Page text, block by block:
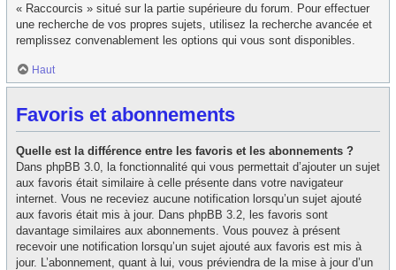
« Raccourcis » situé sur la partie supérieure du forum. Pour effectuer
une recherche de vos propres sujets, utilisez la recherche avancée et
remplissez convenablement les options qui vous sont disponibles.
Haut
Favoris et abonnements
Quelle est la différence entre les favoris et les abonnements ?
Dans phpBB 3.0, la fonctionnalité qui vous permettait d’ajouter un sujet
aux favoris était similaire à celle présente dans votre navigateur
internet. Vous ne receviez aucune notification lorsqu’un sujet ajouté
aux favoris était mis à jour. Dans phpBB 3.2, les favoris sont
davantage similaires aux abonnements. Vous pouvez à présent
recevoir une notification lorsqu’un sujet ajouté aux favoris est mis à
jour. L’abonnement, quant à lui, vous préviendra de la mise à jour d’un